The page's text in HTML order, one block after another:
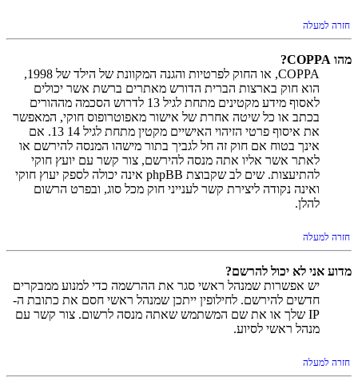
חזרה למעלה
מהו COPPA?
COPPA, או החוק לפרטיות והגנה המקוונת של הילד של 1998,
הוא חוק בארצות הברית הדורש מאתרים ברשת אשר יכולים
לאסוף מידע מקטינים מתחת לגיל 13 לדרוש הסכמה מההורים
בכתב או כל שיטה אחרת של אישור מאפוטרופוס חוקי, המאפשר
את איסוף פרטי הזיהוי האישיים מקטין מתחת לגיל 14 13. אם
אינך בטוח אם חוק זה חל לגביך בתור מישהו המנסה להירשם או
לאתר אשר אליו אתה מנסה להירשם, צור קשר עם יועץ חוקי
להתיעצות. שים לב שקבוצת phpBB אינה יכולה לספק יעוץ חוקי
ואינה נקודה ליצירת קשר לענייני חוק מכל סוג, ובפרט הרשום
להלן.
חזרה למעלה
מדוע אני לא יכול להרשם?
יש אפשרות שמנהל ראשי סגר את ההרשמה כדי למנוע ממבקרים
חדשים להירשם. לחילופין ייתכן שמנהל ראשי חסם את כתובת ה-
IP שלך או את שם המשתמש שאתה מנסה לרשום. צור קשר עם
מנהל ראשי לסיוע.
חזרה למעלה